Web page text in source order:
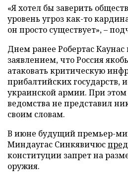
«Я хотел бы заверить
уровень угроз как-то
он просто существует», –
Днем ранее Робертас Каунас
заявлением, что Россия
атаковать критическую
прибалтийских государств,
украинской армии. При этом
ведомства не представил
своим словам.
В июне будущий премьер-
Миндаугас Синкявичюс
конституции запрет на
оружия.